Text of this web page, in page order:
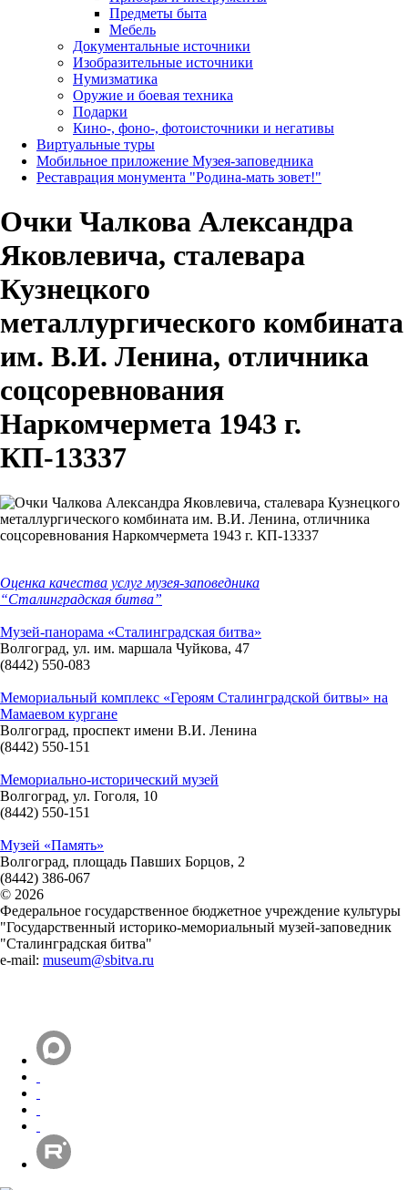
Предметы быта
Мебель
Документальные источники
Изобразительные источники
Нумизматика
Оружие и боевая техника
Подарки
Кино-, фоно-, фотоисточники и негативы
Виртуальные туры
Мобильное приложение Музея-заповедника
Реставрация монумента "Родина-мать зовет!"
Очки Чалкова Александра
Яковлевича, сталевара
Кузнецкого
металлургического комбината
им. В.И. Ленина, отличника
соцсоревнования
Наркомчермета 1943 г.
КП-13337
Оценка качества услуг музея-заповедника
“Сталинградская битва”
Музей-панорама «Сталинградская битва»
Волгоград, ул. им. маршала Чуйкова, 47
(8442) 550-083
Мемориальный комплекс «Героям Сталинградской битвы» на
Мамаевом кургане
Волгоград, проспект имени В.И. Ленина
(8442) 550-151
Мемориально-исторический музей
Волгоград, ул. Гоголя, 10
(8442) 550-151
Музей «Память»
Волгоград, площадь Павших Борцов, 2
(8442) 386-067
© 2026
Федеральное государственное бюджетное учреждение культуры
"Государственный историко-мемориальный музей-заповедник
"Сталинградская битва"
e-mail: museum@sbitva.ru